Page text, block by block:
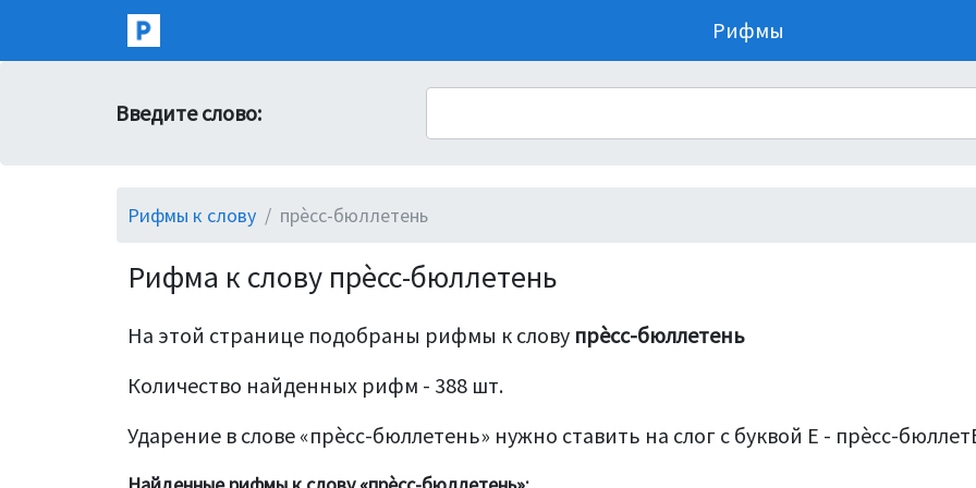
Рифмы
Введите слово:
Рифмы к слову прѐсс-бюллетень
Рифма к слову прѐсс-бюллетень
На этой странице подобраны рифмы к слову прѐсс-бюллетень
Количество найденных рифм - 388 шт.
Ударение в слове «прѐсс-бюллетень» нужно ставить на слог с буквой Е - прѐсс-